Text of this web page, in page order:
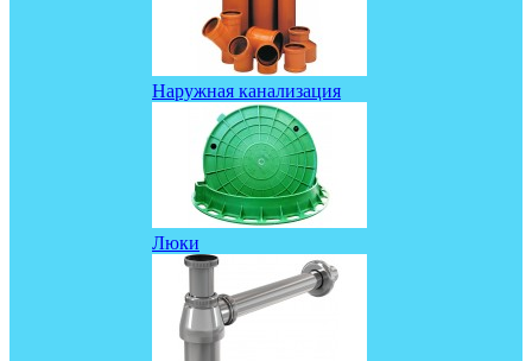
Наружная канализация
Люки